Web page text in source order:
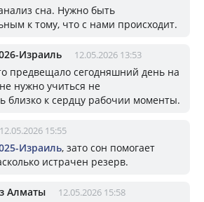
сна. Нужно быть
к тому, что с нами происходит.
Израиль 12.05.2026 13:53
предвещало сегодняшний день на
нужно учиться не
близко к сердцу рабочии моменты.
12.05.2026 15:55
Израиль, зато сон помогает
истрачен резерв.
Алматы 12.05.2026 15:58